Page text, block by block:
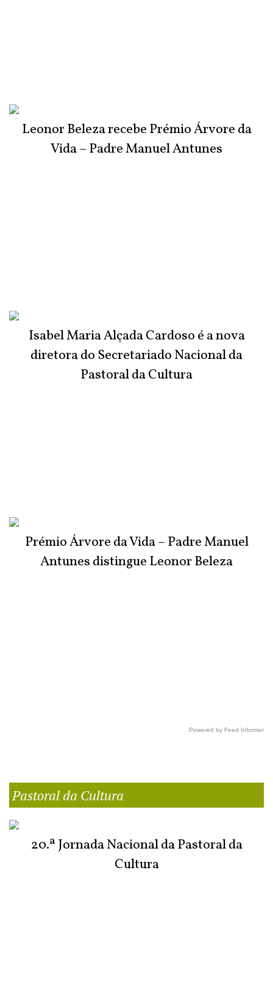
Leonor Beleza recebe Prémio Árvore da
Vida – Padre Manuel Antunes
Isabel Maria Alçada Cardoso é a nova
diretora do Secretariado Nacional da
Pastoral da Cultura
Prémio Árvore da Vida – Padre Manuel
Antunes distingue Leonor Beleza
Powered by Feed Informer
Pastoral da Cultura
20.ª Jornada Nacional da Pastoral da
Cultura